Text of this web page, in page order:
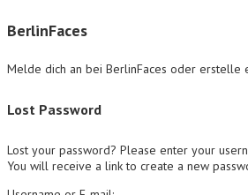
BerlinFaces
Melde dich an bei BerlinFaces oder erstelle
Lost Password
Lost your password? Please enter your
You will receive a link to create a new